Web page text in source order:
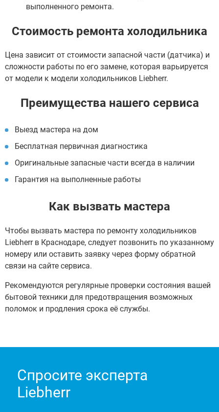
выполненного ремонта.
Стоимость ремонта холодильника
Цена зависит от стоимости запасной части (датчика) и
сложности работы по его замене, которая варьируется
от модели к модели холодильников Liebherr.
Преимущества нашего сервиса
Выезд мастера на дом
Бесплатная первичная диагностика
Оригинальные запасные части всегда в наличии
Гарантия на выполненные работы
Как вызвать мастера
Чтобы вызвать мастера по ремонту холодильников
Liebherr в Краснодаре, следует позвонить по указанному
номеру или оставить заявку через форму обратной
связи на сайте сервиса.
Рекомендуются регулярные проверки состояния вашей
бытовой техники для предотвращения возможных
поломок и продления срока её службы.
Спросите эксперта
Liebherr